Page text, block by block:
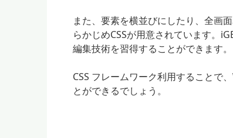
また、要素を横並びにしたり、全画
らかじめCSSが用意されています。
編集技術を習得することができます。
CSS フレームワーク利用することで
とができるでしょう。